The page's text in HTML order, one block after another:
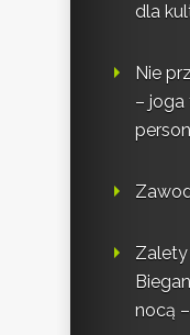
dla
Nie
– joga
Zalety
nocą